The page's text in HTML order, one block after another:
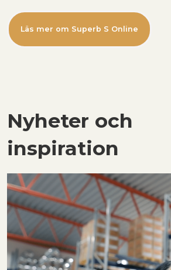
Läs mer om Superb S Online
Nyheter och
inspiration